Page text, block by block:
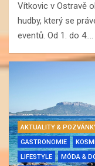
Vítkovic v Ostravě
hudby, který se
eventů. Od 1. do 4.…
AKTUALITY &
GASTRONOMIE
LIFESTYLE
MÓDA &